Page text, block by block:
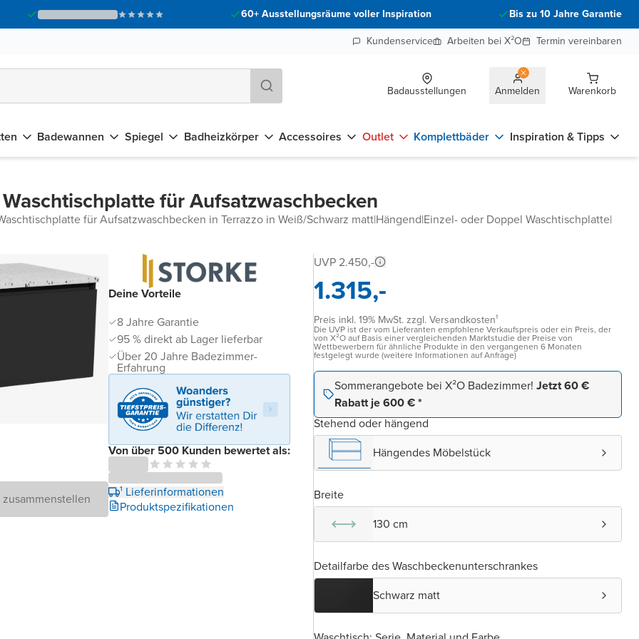
60+ Ausstellungsräume voller Inspiration
Bis zu 10 Jahre Garantie
Kundenservice
Arbeiten bei X²O Termin vereinbaren
Badausstellungen Anmelden Warenkorb
Badewannen Spiegel Badheizkörper Accessoires Outlet Komplettbäder Inspiration & Tipps
für Aufsatzwaschbecken
für Aufsatzwaschbecken in Terrazzo in Weiß/Schwarz matt|Hängend|Einzel- oder Doppel Waschtischplatte|
Deine Vorteile
8 Jahre Garantie
95 % direkt ab Lager lieferbar
Über 20 Jahre Badezimmer-
Erfahrung
Von über 500 Kunden bewertet als:
¹ Lieferinformationen
Produktspezifikationen
UVP 2.450,-
1.315,-
Preis inkl. 19% MwSt. zzgl. Versandkosten¹
Die UVP ist der vom Lieferanten empfohlene Verkaufspreis oder ein Preis, der
von X²O auf Basis einer vergleichenden Marktstudie der Preise von
Wettbewerbern für ähnliche Produkte in den vergangenen 6 Monaten
festgelegt wurde (weitere Informationen auf Anfrage)
Sommerangebote bei X²O Badezimmer! Jetzt 60 €
Rabatt je 600 € *
Stehend oder hängend
Hängendes Möbelstück
Breite
130 cm
Detailfarbe des Waschbeckenunterschrankes
Schwarz matt